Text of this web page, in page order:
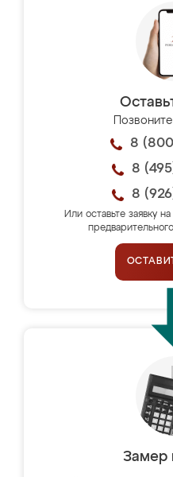
8
8
8
Или оставьте заявку
Замер